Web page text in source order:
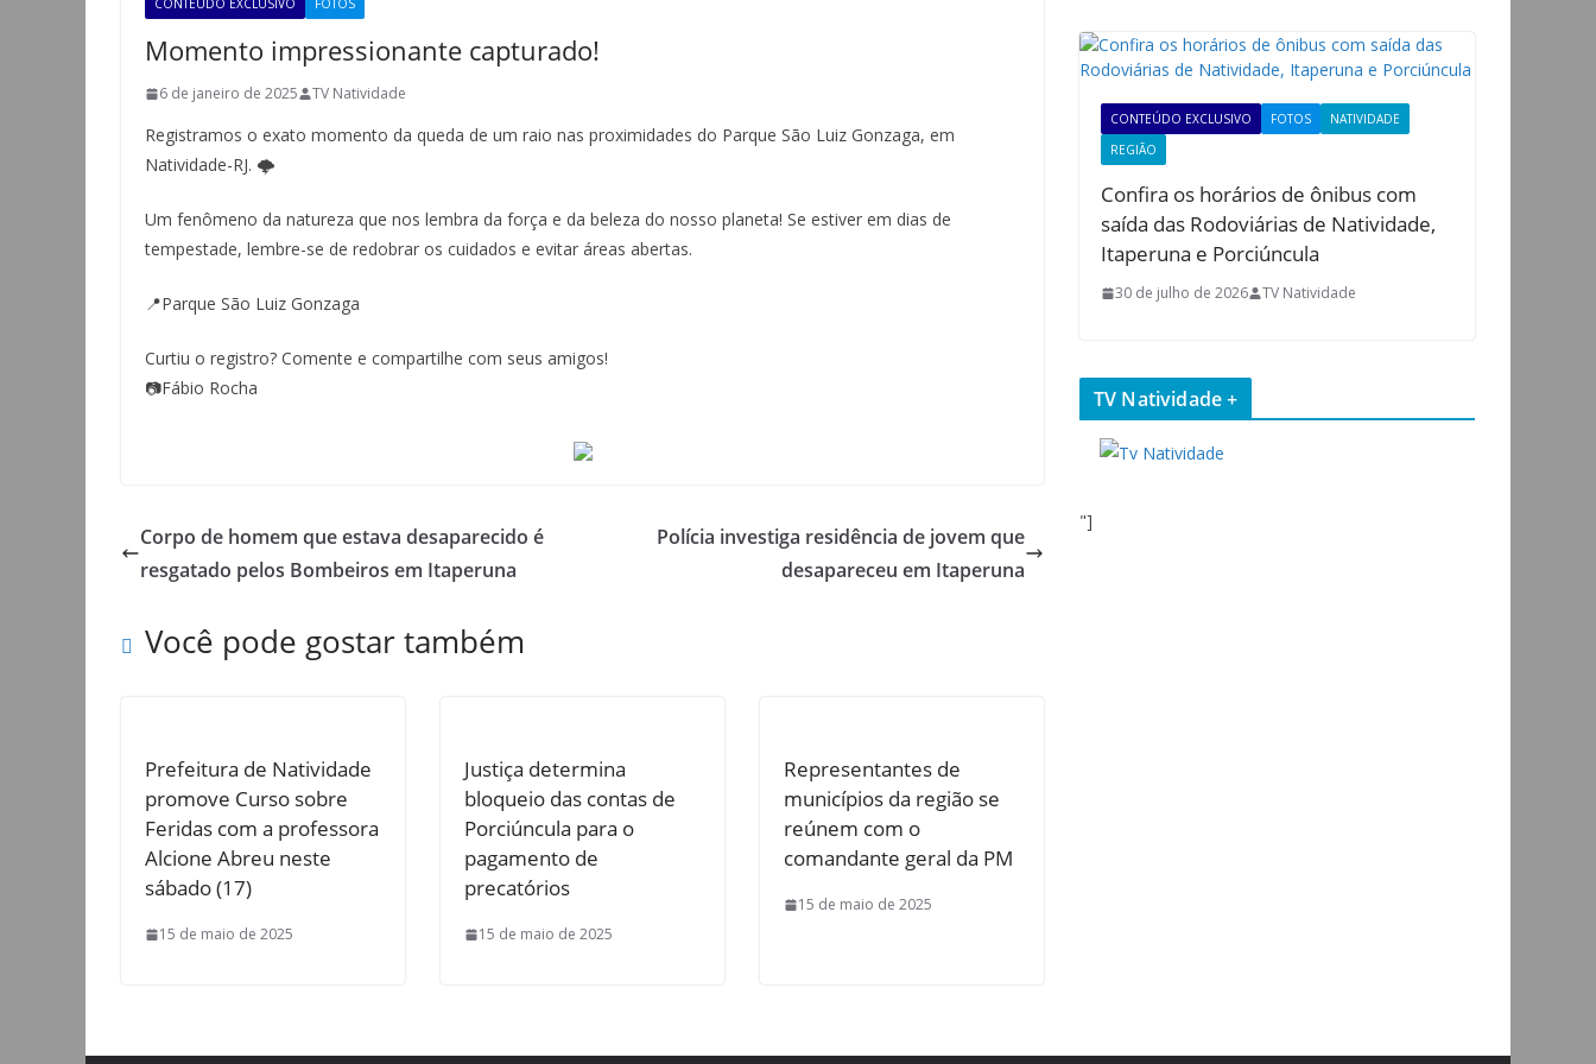
CONTEÚDO EXCLUSIVO FOTOS
Momento impressionante capturado!
6 de janeiro de 2025 TV Natividade
Registramos o exato momento da queda de um raio nas proximidades do Parque São Luiz Gonzaga, em
Natividade-RJ. 🌩️
Um fenômeno da natureza que nos lembra da força e da beleza do nosso planeta! Se estiver em dias de
tempestade, lembre-se de redobrar os cuidados e evitar áreas abertas.
📍Parque São Luiz Gonzaga
Curtiu o registro? Comente e compartilhe com seus amigos!
📷Fábio Rocha
Corpo de homem que estava desaparecido é
resgatado pelos Bombeiros em Itaperuna
Polícia investiga residência de jovem que
desapareceu em Itaperuna
Você pode gostar também
Prefeitura de Natividade
promove Curso sobre
Feridas com a professora
Alcione Abreu neste
sábado (17)
15 de maio de 2025
Justiça determina
bloqueio das contas de
Porciúncula para o
pagamento de
precatórios
15 de maio de 2025
Representantes de
municípios da região se
reúnem com o
comandante geral da PM
15 de maio de 2025
CONTEÚDO EXCLUSIVO FOTOS
NATIVIDADE
REGIÃO
Confira os horários de ônibus com
saída das Rodoviárias de Natividade,
Itaperuna e Porciúncula
30 de julho de 2026 TV Natividade
TV Natividade +
"]